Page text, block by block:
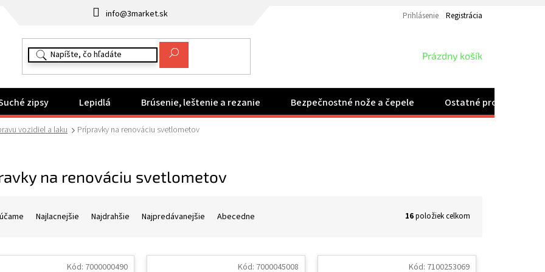
info@3market.sk Prihlásenie Registrácia
NÁKUPNÝ
Prázdny košík
zipsy Lepidlá Brúsenie, leštenie a rezanie Bezpečnostné nože a čepele Ostatné produkty
vozidiel a laku Prípravky na renováciu svetlometov
na renováciu svetlometov
Najlacnejšie Najdrahšie Najpredávanejšie Abecedne 16položiek celkom
Kód: 7000000490 Kód: 7000045008 Kód: 7100253069